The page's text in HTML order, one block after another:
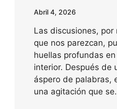
Abril 4, 2026
Las discusiones, por
que nos parezcan,
huellas profundas
interior. Después de
áspero de palabras,
una agitación que